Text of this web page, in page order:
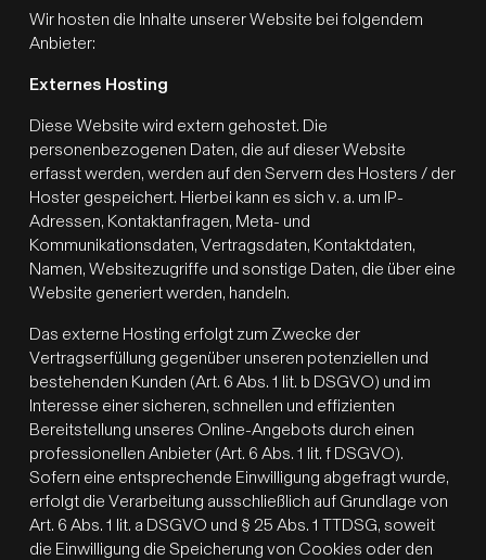
Wir hosten die Inhalte unserer Website bei folgendem
Anbieter:
Externes Hosting
Diese Website wird extern gehostet. Die
personenbezogenen Daten, die auf dieser Website
erfasst werden, werden auf den Servern des Hosters / der
Hoster gespeichert. Hierbei kann es sich v. a. um IP-
Adressen, Kontaktanfragen, Meta- und
Kommunikationsdaten, Vertragsdaten, Kontaktdaten,
Namen, Websitezugriffe und sonstige Daten, die über eine
Website generiert werden, handeln.
Das externe Hosting erfolgt zum Zwecke der
Vertragserfüllung gegenüber unseren potenziellen und
bestehenden Kunden (Art. 6 Abs. 1 lit. b DSGVO) und im
Interesse einer sicheren, schnellen und effizienten
Bereitstellung unseres Online-Angebots durch einen
professionellen Anbieter (Art. 6 Abs. 1 lit. f DSGVO).
Sofern eine entsprechende Einwilligung abgefragt wurde,
erfolgt die Verarbeitung ausschließlich auf Grundlage von
Art. 6 Abs. 1 lit. a DSGVO und § 25 Abs. 1 TTDSG, soweit
die Einwilligung die Speicherung von Cookies oder den